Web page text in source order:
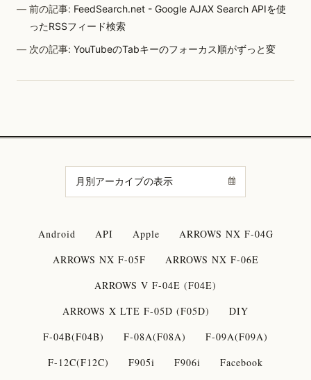
前の記事: FeedSearch.net - Google AJAX Search APIを使
ったRSSフィード検索
次の記事:YouTubeのTabキーのフォーカス順がずっと変
Android API Apple
ARROWS NX F-04G
ARROWS NX F-05F
ARROWS NX F-06E
ARROWS V F-04E (F04E)
ARROWS X LTE F-05D (F05D)
DIY
F-04B(F04B)
F-08A(F08A)
F-09A(F09A)
F-12C(F12C)
F905i F906i
Facebook